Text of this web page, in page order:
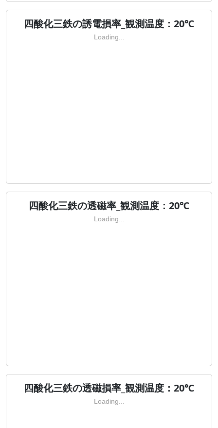
四酸化三鉄の誘電損率_観測温度：20℃
Loading...
四酸化三鉄の透磁率_観測温度：20℃
Loading...
四酸化三鉄の透磁損率_観測温度：20℃
Loading...